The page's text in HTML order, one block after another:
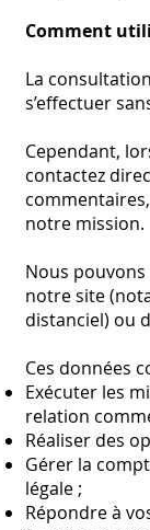
Comment
La
s’effectuer
Cependant,
contactez
notre mission.
Nous
notre site
distanciel) ou
Ces données
Exécuter les
relation
Réaliser des
Gérer la
légale ;
Répondre à